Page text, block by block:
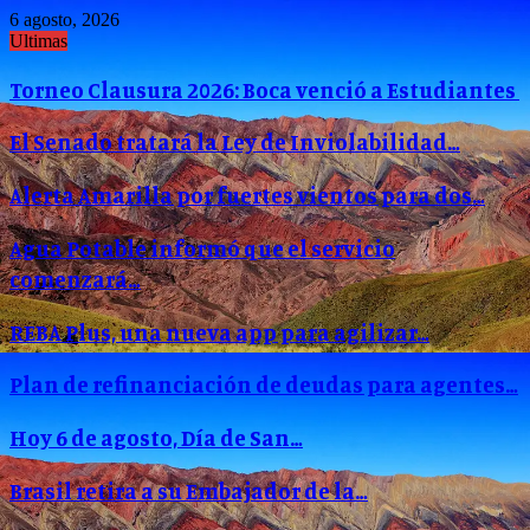
6 agosto, 2026
Ultimas
Torneo Clausura 2026: Boca venció a Estudiantes
El Senado tratará la Ley de Inviolabilidad…
Alerta Amarilla por fuertes vientos para dos…
Agua Potable informó que el servicio
comenzará…
REBA Plus, una nueva app para agilizar…
Plan de refinanciación de deudas para agentes…
Hoy 6 de agosto, Día de San…
Brasil retira a su Embajador de la…